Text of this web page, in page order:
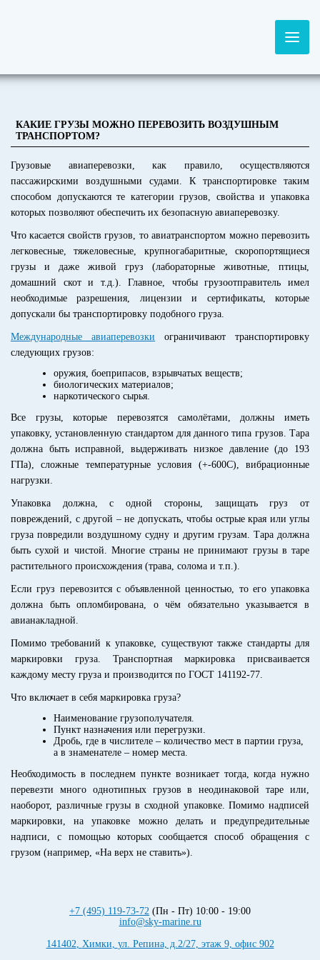
КАКИЕ ГРУЗЫ МОЖНО ПЕРЕВОЗИТЬ ВОЗДУШНЫМ
ТРАНСПОРТОМ?
Грузовые авиаперевозки, как правило, осуществляются
пассажирскими воздушными судами. К транспортировке таким
способом допускаются те категории грузов, свойства и упаковка
которых позволяют обеспечить их безопасную авиаперевозку.
Что касается свойств грузов, то авиатранспортом можно перевозить
легковесные, тяжеловесные, крупногабаритные, скоропортящиеся
грузы и даже живой груз (лабораторные животные, птицы,
домашний скот и т.д.). Главное, чтобы грузоотправитель имел
необходимые разрешения, лицензии и сертификаты, которые
допускали бы транспортировку подобного груза.
Международные авиаперевозки ограничивают транспортировку
следующих грузов:
оружия, боеприпасов, взрывчатых веществ;
биологических материалов;
наркотического сырья.
Все грузы, которые перевозятся самолётами, должны иметь
упаковку, установленную стандартом для данного типа грузов. Тара
должна быть исправной, выдерживать низкое давление (до 193
ГПа), сложные температурные условия (+-600С), вибрационные
нагрузки.
Упаковка должна, с одной стороны, защищать груз от
повреждений, с другой – не допускать, чтобы острые края или углы
груза повредили воздушному судну и другим грузам. Тара должна
быть сухой и чистой. Многие страны не принимают грузы в таре
растительного происхождения (трава, солома и т.п.).
Если груз перевозится с объявленной ценностью, то его упаковка
должна быть опломбирована, о чём обязательно указывается в
авианакладной.
Помимо требований к упаковке, существуют также стандарты для
маркировки груза. Транспортная маркировка присваивается
каждому месту груза и производится по ГОСТ 141192-77.
Что включает в себя маркировка груза?
Наименование грузополучателя.
Пункт назначения или перегрузки.
Дробь, где в числителе – количество мест в партии груза,
а в знаменателе – номер места.
Необходимость в последнем пункте возникает тогда, когда нужно
перевезти много однотипных грузов в неодинаковой таре или,
наоборот, различные грузы в сходной упаковке. Помимо надписей
маркировки, на упаковке можно делать и предупредительные
надписи, с помощью которых сообщается способ обращения с
грузом (например, «На верх не ставить»).
+7 (495) 119-73-72 (Пн - Пт) 10:00 - 19:00
info@sky-marine.ru
141402, Химки, ул. Репина, д.2/27, этаж 9, офис 902